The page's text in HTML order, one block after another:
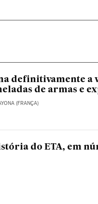
definitivamente a
de armas e
(FRANÇA)
do ETA, em